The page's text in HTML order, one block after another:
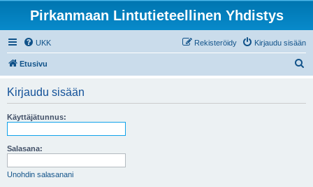
Pirkanmaan Lintutieteellinen Yhdistys
UKK Kirjaudu sisään
Rekisteröidy
Etusivu
Kirjaudu sisään
Käyttäjätunnus:
Salasana:
Unohdin salasanani